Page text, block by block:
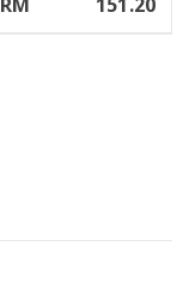
RM 151.20